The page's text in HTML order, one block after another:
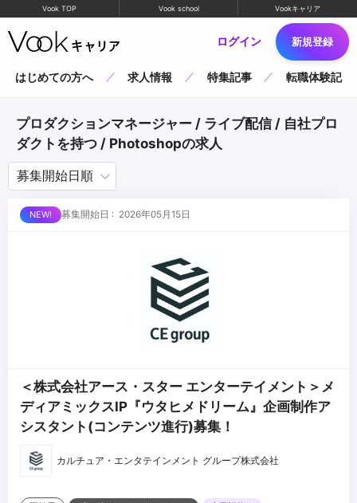
Vook TOP Vook school Vookキャリア
ログイン 新規登録
はじめての方へ 求人情報 特集記事 転職体験記
プロダクションマネージャー / ライブ配信 / 自社プロ
ダクトを持つ / Photoshopの求人
募集開始日 : 2026年05月15日
＜株式会社アース・スター エンターテイメント＞メ
ディアミックスIP『ウタヒメドリーム』企画制作ア
シスタント(コンテンツ進行)募集！
カルチュア・エンタテインメント グループ株式会社